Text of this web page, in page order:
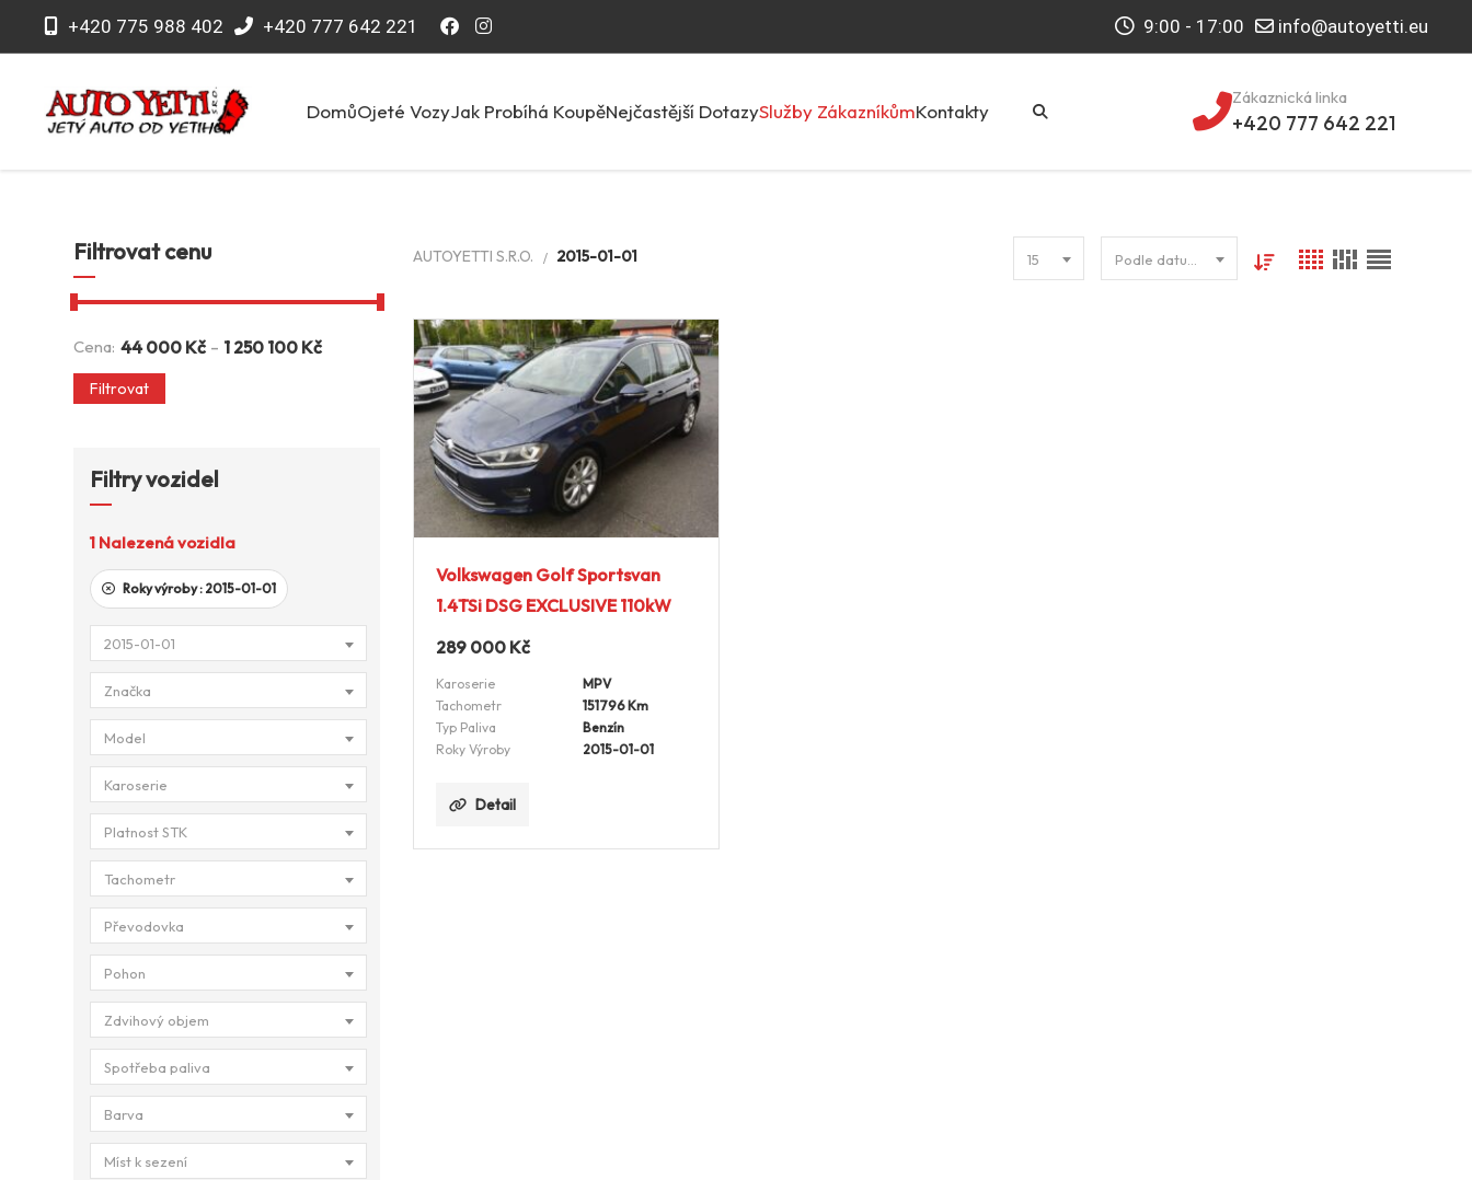
+420 775 988 402 +420 777 642 221 9:00 - 17:00 info@autoyetti.eu
DomůOjeté VozyJak Probíhá KoupěNejčastější DotazySlužby ZákazníkůmKontakty
Zákaznická linka
+420 777 642 221
Filtrovat cenu
Cena: 44 000 Kč - 1 250 100 Kč
Filtrovat
Filtry vozidel
1 Nalezená vozidla
Roky výroby : 2015-01-01
2015-01-01
Značka
Model
Karoserie
Platnost STK
Tachometr
Převodovka
Pohon
Zdvihový objem
Spotřeba paliva
Barva
Míst k sezení
AUTOYETTI S.R.O. 2015-01-01 15
Volkswagen Golf Sportsvan
1.4TSi DSG EXCLUSIVE 110kW
289 000 Kč
Karoserie
MPV
Tachometr
151796 Km
Typ Paliva
Benzín
Roky Výroby
2015-01-01
Detail